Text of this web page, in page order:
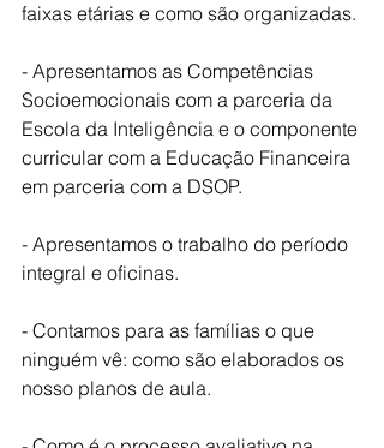
faixas etárias e como são organizadas.
- Apresentamos as Competências
Socioemocionais com a parceria da
Escola da Inteligência e o componente
curricular com a Educação Financeira
em parceria com a DSOP.
- Apresentamos o trabalho do período
integral e oficinas.
- Contamos para as famílias o que
ninguém vê: como são elaborados os
nosso planos de aula.